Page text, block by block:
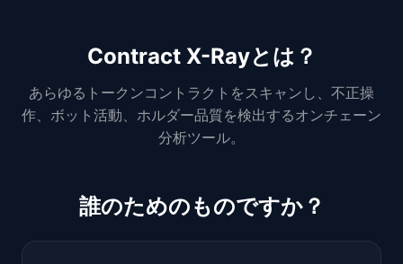
Contract X-Rayとは？
あらゆるトークンコントラクトをスキャンし、不正操
作、ボット活動、ホルダー品質を検出するオンチェーン
分析ツール。
誰のためのものですか？